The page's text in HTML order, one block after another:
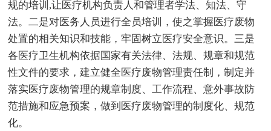
规的培训,让医疗机构负责人和管理者学法、知法、守
法。二是对医务人员进行全员培训，使之掌握医疗废物
处置的相关知识和技能，牢固树立医疗安全意识。三是
各医疗卫生机构依据国家有关法律、法规、规章和规范
性文件的要求，建立健全医疗废物管理责任制，制定并
落实医疗废物管理的规章制度、工作流程、意外事故防
范措施和应急预案，做到医疗废物管理的制度化、规范
化。